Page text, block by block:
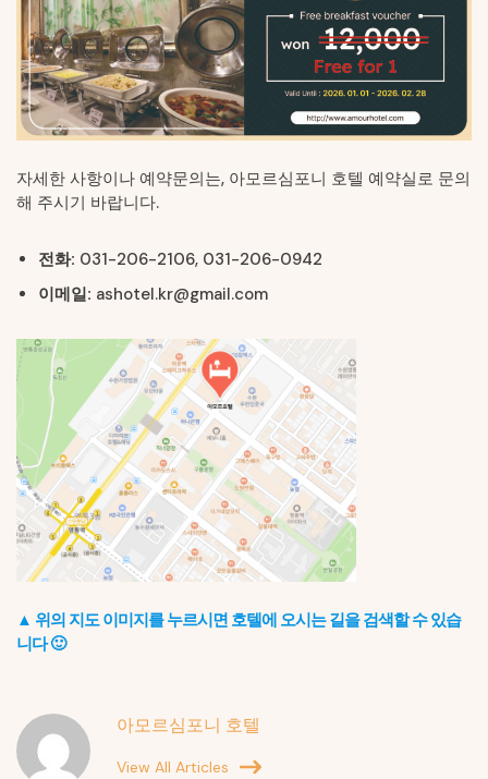
자세한 사항이나 예약문의는, 아모르심포니 호텔 예약실로 문의
해 주시기 바랍니다.
전화: 031-206-2106, 031-206-0942
이메일: ashotel.kr@gmail.com
▲ 위의 지도 이미지를 누르시면 호텔에 오시는 길을 검색할 수 있습
니다 🙂
아모르심포니 호텔
View All Articles